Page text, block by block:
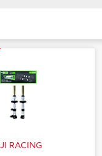
RACING